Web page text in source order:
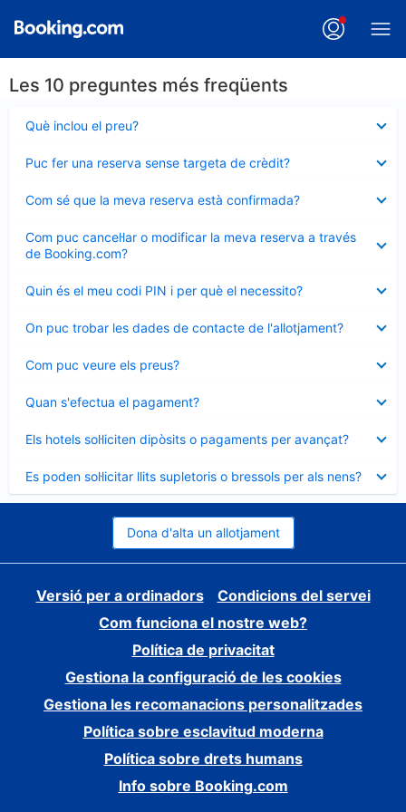
Les 10 preguntes més freqüents
Què inclou el preu?
tancat
Puc fer una reserva sense targeta de crèdit?
tancat
Com sé que la meva reserva està confirmada?
tancat
Com puc cancel·lar o modificar la meva reserva a través
de Booking.com?
tancat
Quin és el meu codi PIN i per què el necessito?
tancat
On puc trobar les dades de contacte de l'allotjament?
tancat
Com puc veure els preus?
tancat
Quan s'efectua el pagament?
tancat
Els hotels sol·liciten dipòsits o pagaments per avançat?
tancat
Es poden sol·licitar llits supletoris o bressols per als nens?
tancat
Dona d'alta un allotjament
Versió per a ordinadors
Condicions del servei
Com funciona el nostre web?
Política de privacitat
Gestiona la configuració de les cookies
Gestiona les recomanacions personalitzades
Política sobre esclavitud moderna
Política sobre drets humans
Info sobre Booking.com